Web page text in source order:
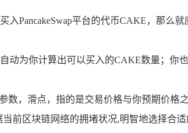
PancakeSwap平台的代币CAKE，那么
动为你计算出可以买入的CAKE数量；你
，滑点，指的是交易价格与你预期价格
前区块链网络的拥堵状况,明智地选择合适